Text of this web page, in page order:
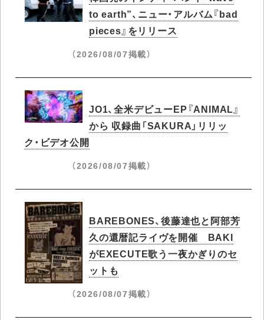
to earth”、ニュー・アルバム『bad
pieces』をリリース
（2026/08/07掲載）
JO1、全米デビューEP『ANIMAL』
から 収録曲「SAKURA」リリッ
ク・ビデオ公開
（2026/08/07掲載）
BAREBONES、後藤達也と阿部芳
久の還暦記ライヴを開催 BAKI
がEXECUTE歌う一夜かぎりのセ
ットも
（2026/08/07掲載）